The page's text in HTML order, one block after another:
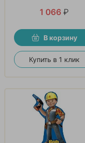
1 066 ₽
В корзину
Купить в 1 клик